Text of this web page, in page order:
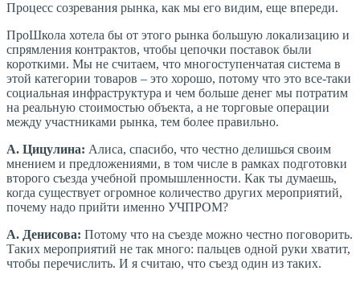
Процесс созревания рынка, как мы его видим, еще впереди.
ПроШкола хотела бы от этого рынка большую локализацию и
спрямления контрактов, чтобы цепочки поставок были
короткими. Мы не считаем, что многоступенчатая система в
этой категории товаров – это хорошо, потому что это все-таки
социальная инфраструктура и чем больше денег мы потратим
на реальную стоимостью объекта, а не торговые операции
между участниками рынка, тем более правильно.
А. Цицулина: Алиса, спасибо, что честно делишься своим
мнением и предложениями, в том числе в рамках подготовки
второго съезда учебной промышленности. Как ты думаешь,
когда существует огромное количество других мероприятий,
почему надо прийти именно УЧПРОМ?
А. Денисова: Потому что на съезде можно честно поговорить.
Таких мероприятий не так много: пальцев одной руки хватит,
чтобы перечислить. И я считаю, что съезд один из таких.